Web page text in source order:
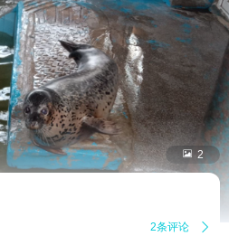
 2
2条评论 